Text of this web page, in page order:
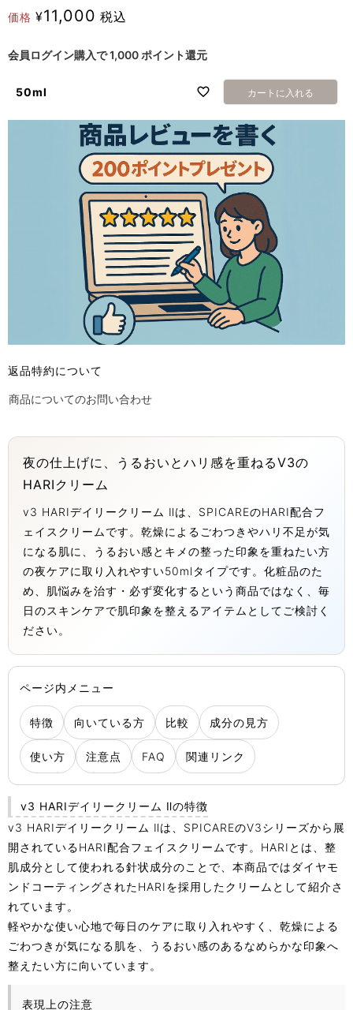
価格 ¥11,000 税込
会員ログイン購入で1,000 ポイント還元
50ml カートに入れる
返品特約について
商品についてのお問い合わせ
夜の仕上げに、うるおいとハリ感を重ねるV3の
HARIクリーム
v3 HARIデイリークリーム Ⅱは、SPICAREのHARI配合フ
ェイスクリームです。乾燥によるごわつきやハリ不足が気
になる肌に、うるおい感とキメの整った印象を重ねたい方
の夜ケアに取り入れやすい50mlタイプです。化粧品のた
め、肌悩みを治す・必ず変化するという商品ではなく、毎
日のスキンケアで肌印象を整えるアイテムとしてご検討く
ださい。
ページ内メニュー
特徴 向いている方 比較 成分の見方
使い方 注意点 FAQ 関連リンク
v3 HARIデイリークリーム Ⅱの特徴
v3 HARIデイリークリーム Ⅱは、SPICAREのV3シリーズから展
開されているHARI配合フェイスクリームです。HARIとは、整
肌成分として使われる針状成分のことで、本商品ではダイヤモ
ンドコーティングされたHARIを採用したクリームとして紹介さ
れています。
軽やかな使い心地で毎日のケアに取り入れやすく、乾燥による
ごわつきが気になる肌を、うるおい感のあるなめらかな印象へ
整えたい方に向いています。
表現上の注意